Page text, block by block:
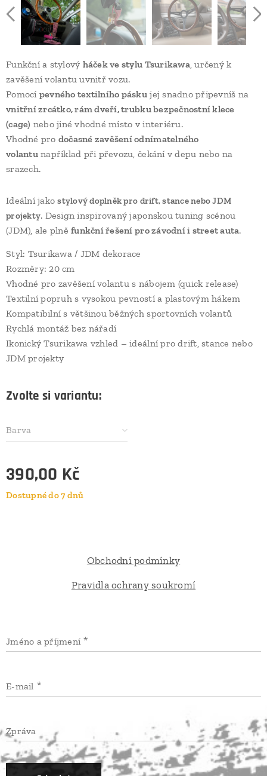
Funkční a stylový háček ve stylu Tsurikawa, určený k
zavěšení volantu uvnitř vozu.
Pomocí pevného textilního pásku jej snadno připevníš na
vnitřní zrcátko, rám dveří, trubku bezpečnostní klece
(cage) nebo jiné vhodné místo v interiéru.
Vhodné pro dočasné zavěšení odnímatelného
volantunapříklad při převozu, čekání v depu nebo na
srazech.
Ideální jakostylový doplněk pro drift, stance nebo JDM
projekty. Design inspirovaný japonskou tuning scénou
(JDM), ale plněfunkční řešení pro závodní i street auta.
Styl: Tsurikawa / JDM dekorace
Rozměry: 20 cm
Vhodné pro zavěšení volantu s nábojem (quick release)
Textilní popruh s vysokou pevností a plastovým hákem
Kompatibilní s většinou běžných sportovních volantů
Rychlá montáž bez nářadí
Ikonický Tsurikawa vzhled – ideální pro drift, stance nebo
JDM projekty
Zvolte si variantu:
Barva
390,00 Kč
Dostupné do 7 dnů
Obchodní podmínky
Pravidla ochrany soukromí
Jméno a příjmení
E-mail
Zpráva